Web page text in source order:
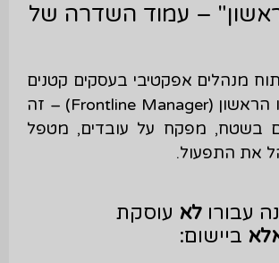
– עמוד השדרה של
מנהלים אפקטיבי בעסקים קטנים
הוא מנהל הקו הראשון (Frontline Manager) – זה
בשטח, מפקח על עובדים, מטפל
את התפעול.
עבורו לא עוסקת
ביישום: